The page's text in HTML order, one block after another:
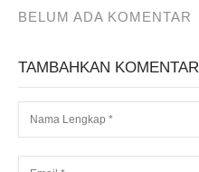
BELUM ADA KOMENTAR
TAMBAHKAN KOMENTAR